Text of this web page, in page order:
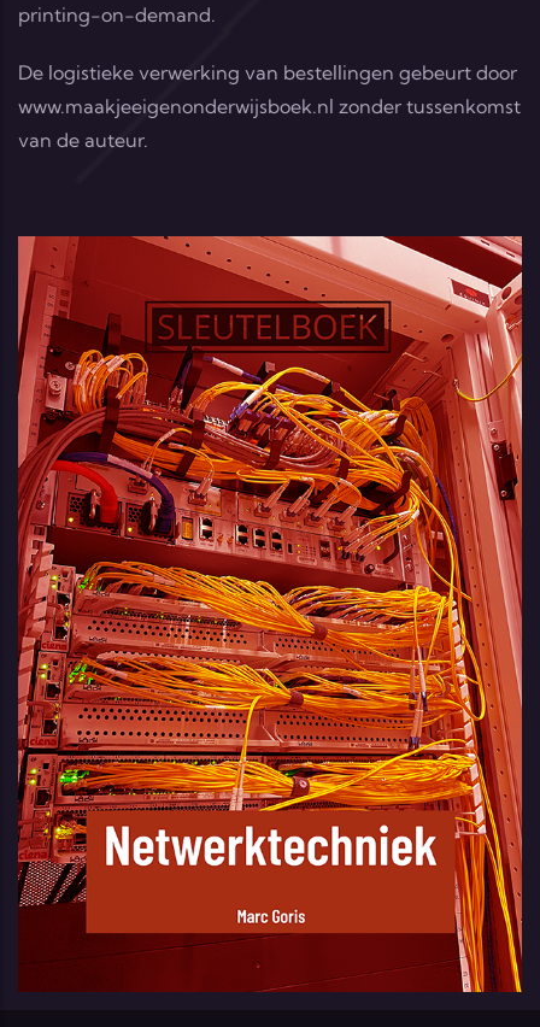
printing-on-demand.
De logistieke verwerking van bestellingen gebeurt door
www.maakjeeigenonderwijsboek.nl zonder tussenkomst
van de auteur.